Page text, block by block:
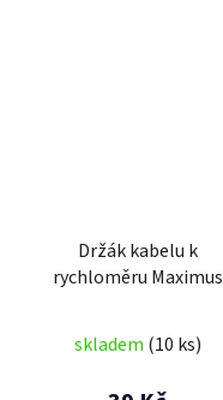
Držák kabelu k
rychloměru Maximus
skladem (10 ks)